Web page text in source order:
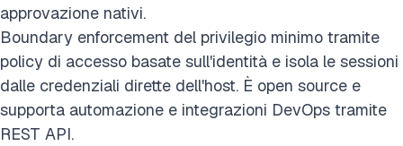
approvazione nativi.
Boundary enforcement del privilegio minimo tramite
policy di accesso basate sull'identità e isola le sessioni
dalle credenziali dirette dell'host. È open source e
supporta automazione e integrazioni DevOps tramite
REST API.